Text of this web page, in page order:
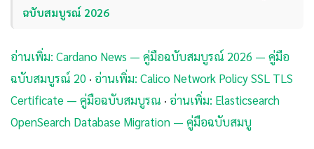
ฉบับสมบูรณ์ 2026
อ่านเพิ่ม: Cardano News — คู่มือฉบับสมบูรณ์ 2026 — คู่มือ
ฉบับสมบูรณ์ 20 · อ่านเพิ่ม: Calico Network Policy SSL TLS
Certificate — คู่มือฉบับสมบูรณ · อ่านเพิ่ม: Elasticsearch
OpenSearch Database Migration — คู่มือฉบับสมบู